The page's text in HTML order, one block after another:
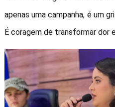
apenas uma campanha, é um
É coragem de transformar dor